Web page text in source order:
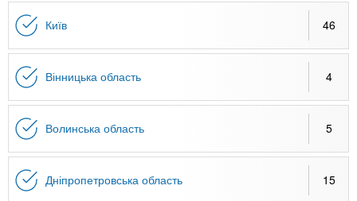
n
t
s
.
з
к
л
Онлайн курси
За кордоном
Київ 46
Вінницька область 4
Волинська область 5
Дніпропетровська область 15